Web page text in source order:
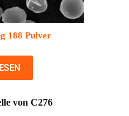
188 Pulver
von C276